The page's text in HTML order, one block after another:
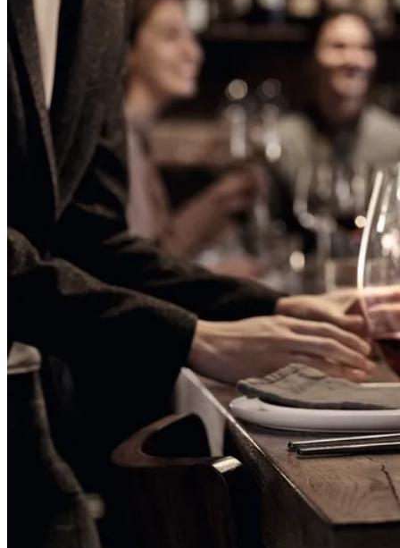
Willsberger Anniversary
Authentis